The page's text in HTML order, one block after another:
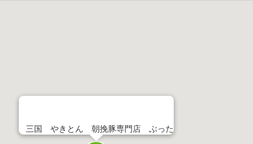
三国 やきとん 朝挽豚専門店 ぶった